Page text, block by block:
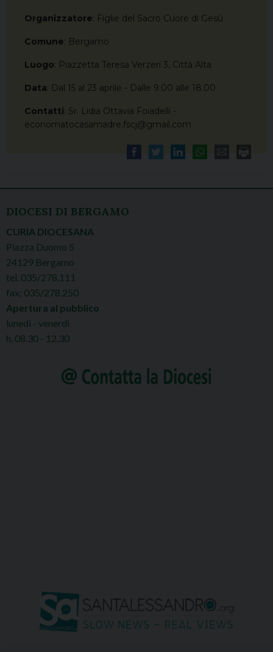
Organizzatore: Figlie del Sacro Cuore di Gesù
Comune: Bergamo
Luogo: Piazzetta Teresa Verzeri 3, Città Alta
Data: Dal 15 al 23 aprile - Dalle 9.00 alle 18.00
Contatti: Sr. Lidia Ottavia Foiadelli -
economatocasamadre.fscj@gmail.com
DIOCESI DI BERGAMO
CURIA DIOCESANA
Piazza Duomo 5
24129 Bergamo
tel. 035/278.111
fax: 035/278.250
Apertura al pubblico
lunedì - venerdì
h. 08.30 - 12.30